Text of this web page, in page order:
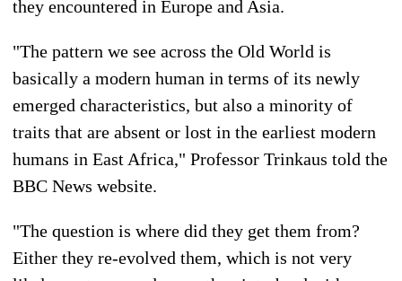
they encountered in Europe and Asia.
"The pattern we see across the Old World is
basically a modern human in terms of its newly
emerged characteristics, but also a minority of
traits that are absent or lost in the earliest modern
humans in East Africa," Professor Trinkaus told the
BBC News website.
"The question is where did they get them from?
Either they re-evolved them, which is not very